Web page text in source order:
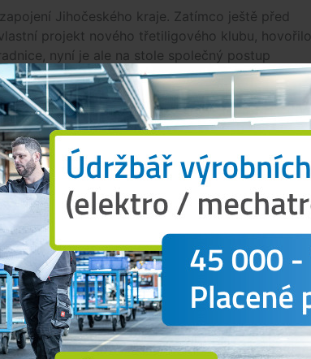
Jihočeského kraje. Zatímco ještě před
projekt nového třetiligového klubu, hovořilo
nyní je ale na stole společný postup
nebo kraj, to ještě nevíme. Jinou variantu nyní
není. Město nebo kraj by měli klub převzít,
klub nějakému dlouhodobému soukromému
Ede jedná s městem, času je málo
Do složité situace se dostalo
českobudějovické Dynamo. Majitelka
klubu Dorothy Nneka Ede opět jedná s
městem o možném prodeji, času je ale
velmi málo. Jaké informace kolují v
zákulisí, co bude s hráči a kdo by mohl v